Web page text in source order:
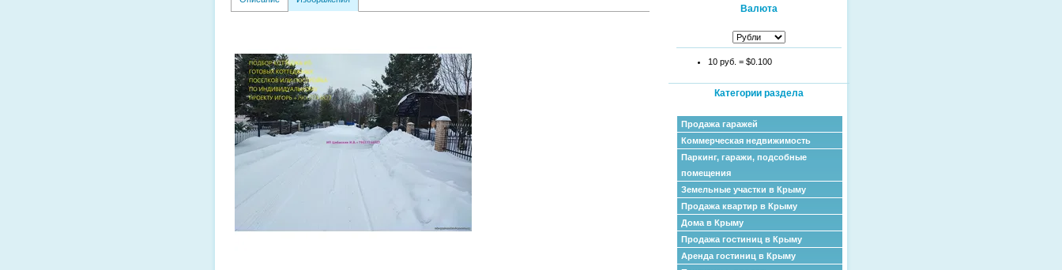
Валюта
10 руб. = $0.100
Категории раздела
Продажа гаражей
Коммерческая недвижимость
Паркинг, гаражи, подсобные
помещения
Земельные участки в Крыму
Продажа квартир в Крыму
Дома в Крыму
Продажа гостиниц в Крыму
Аренда гостиниц в Крыму